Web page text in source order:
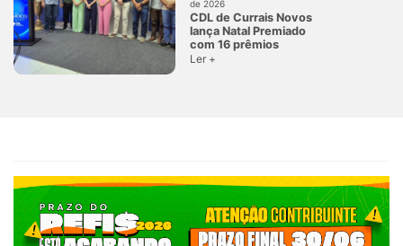
de 2026
CDL de Currais Novos
lança Natal Premiado
com 16 prêmios
Ler +